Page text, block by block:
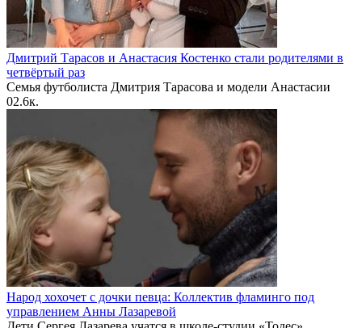
Дмитрий Тарасов и Анастасия Костенко стали родителями в
четвёртый раз
Семья футболиста Дмитрия Тарасова и модели Анастасии
02.6к.
Народ хохочет с дочки певца: Коллектив фламинго под
управлением Анны Лазаревой